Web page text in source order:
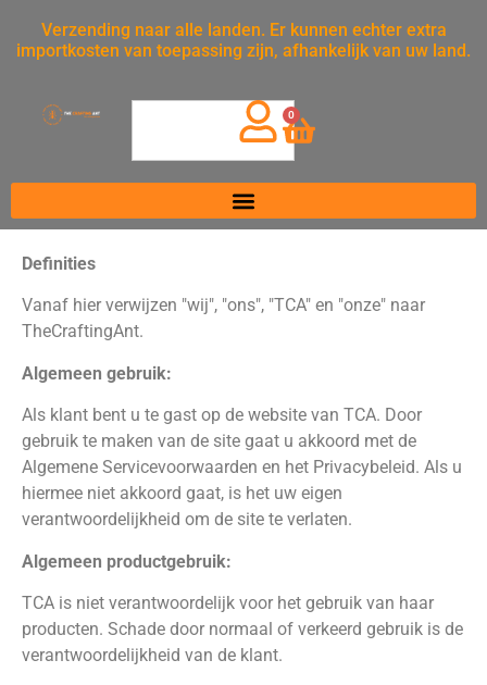
Verzending naar alle landen. Er kunnen echter extra
importkosten van toepassing zijn, afhankelijk van uw land.
0
Definities
Vanaf hier verwijzen "wij", "ons", "TCA" en "onze" naar
TheCraftingAnt.
Algemeen gebruik:
Als klant bent u te gast op de website van TCA. Door
gebruik te maken van de site gaat u akkoord met de
Algemene Servicevoorwaarden en het Privacybeleid. Als u
hiermee niet akkoord gaat, is het uw eigen
verantwoordelijkheid om de site te verlaten.
Algemeen productgebruik:
TCA is niet verantwoordelijk voor het gebruik van haar
producten. Schade door normaal of verkeerd gebruik is de
verantwoordelijkheid van de klant.